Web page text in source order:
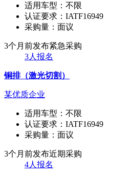
适用车型： 不限
认证要求： IATF16949
采购量： 面议
3个月前发布紧急采购
3人报名
铜排（激光切割）
某优质企业
适用车型： 不限
认证要求： IATF16949
采购量： 面议
3个月前发布近期采购
4人报名